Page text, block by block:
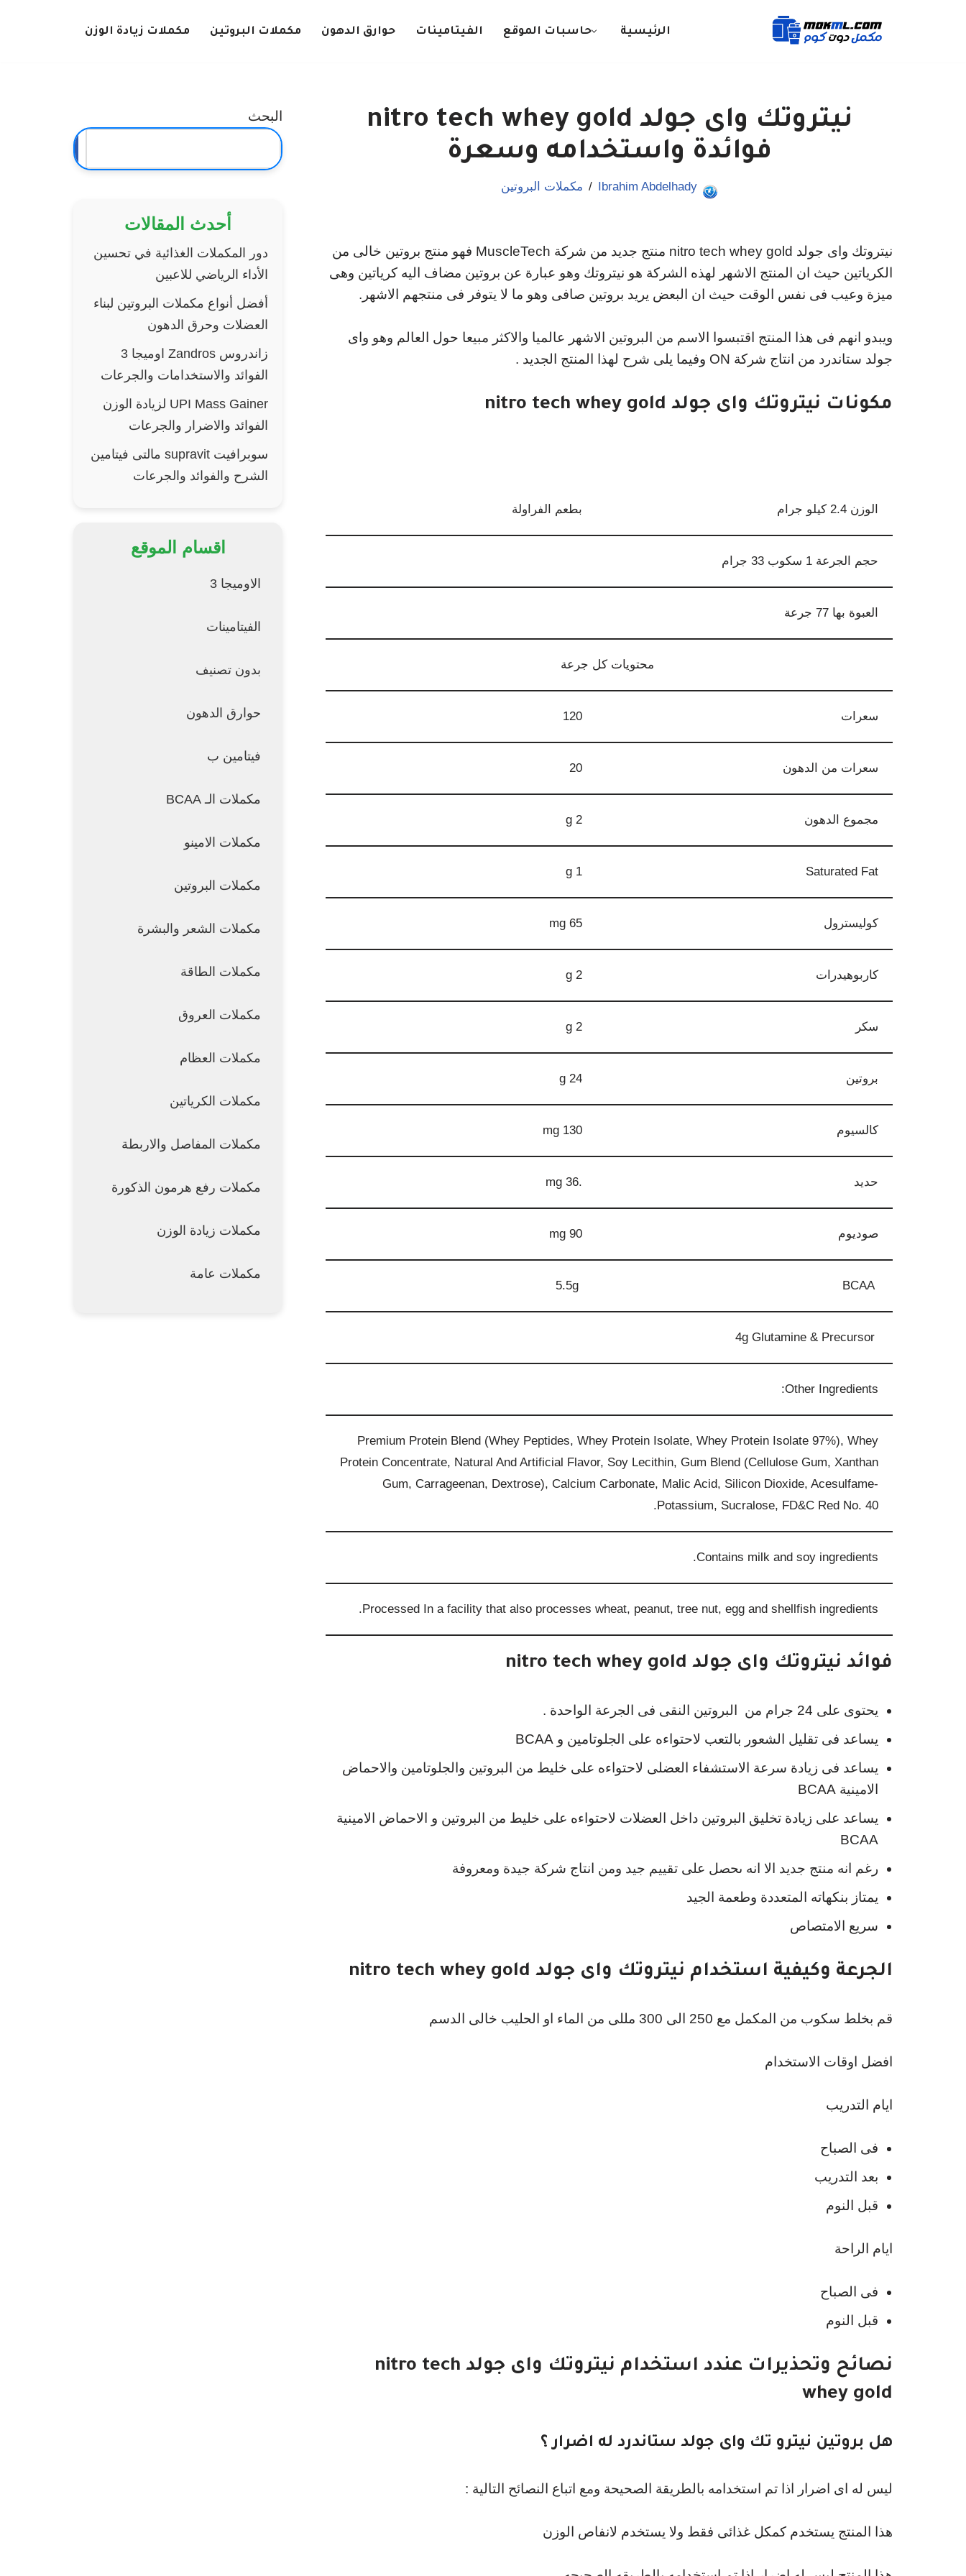
الرئيسية حاسبات الموقع الفيتامينات حوارق الدهون مكملات البروتين مكملات زيادة الوزن
نيتروتك واى جولد nitro tech whey gold
فوائدة واستخدامه وسعرة
Ibrahim Abdelhady مكملات البروتين
نيتروتك واى جولد nitro tech whey gold منتج جديد من شركة MuscleTech فهو منتج بروتين خالى من
الكرياتين حيث ان المنتج الاشهر لهذه الشركة هو نيتروتك وهو عبارة عن بروتين مضاف اليه كرياتين وهى
ميزة وعيب فى نفس الوقت حيث ان البعض يريد بروتين صافى وهو ما لا يتوفر فى منتجهم الاشهر.
ويبدو انهم فى هذا المنتج اقتبسوا الاسم من البروتين الاشهر عالميا والاكثر مبيعا حول العالم وهو واى
جولد ستاندرد من انتاج شركة ON وفيما يلى شرح لهذا المنتج الجديد .
مكونات نيتروتك واى جولد nitro tech whey gold
الوزن 2.4 كيلو جرام بطعم الفراولة
حجم الجرعة 1 سكوب 33 جرام
العبوة بها 77 جرعة
محتويات كل جرعة
سعرات 120
سعرات من الدهون 20
مجموع الدهون 2 g
Saturated Fat
1 g
كوليسترول 65 mg
كاربوهيدرات 2 g
سكر 2 g
بروتين 24 g
كالسيوم 130 mg
حديد .36 mg
صوديوم 90 mg
BCAA
Other Ingredients:
Premium Protein Blend (Whey Peptides, Whey Protein Isolate, Whey Protein Isolate 97%), Whey
Protein Concentrate, Natural And Artificial Flavor, Soy Lecithin, Gum Blend (Cellulose Gum, Xanthan
Gum, Carrageenan, Dextrose), Calcium Carbonate, Malic Acid, Silicon Dioxide, Acesulfame-
Potassium, Sucralose, FD&C Red No. 40.
Contains milk and soy ingredients.
Processed In a facility that also processes wheat, peanut, tree nut, egg and shellfish ingredients.
فوائد نيتروتك واى جولد nitro tech whey gold
يحتوى على 24 جرام من البروتين النقى فى الجرعة الواحدة .
يساعد فى تقليل الشعور بالتعب لاحتواءه على الجلوتامين و BCAA
يساعد فى زيادة سرعة الاستشفاء العضلى لاحتواءه على خليط من البروتين والجلوتامين والاحماض
الامينية BCAA
يساعد على زيادة تخليق البروتين داخل العضلات لاحتواءه على خليط من البروتين و الاحماض الامينية
BCAA
رغم انه منتج جديد الا انه ىحصل على تقييم جيد ومن انتاج شركة جيدة ومعروفة
يمتاز بنكهاته المتعددة وطعمة الجيد
سريع الامتصاص
الجرعة وكيفية استخدام نيتروتك واى جولد nitro tech whey gold
قم بخلط سكوب من المكمل مع 250 الى 300 مللى من الماء او الحليب خالى الدسم
افضل اوقات الاستخدام
ايام التدريب
فى الصباح
بعد التدريب
قبل النوم
ايام الراحة
فى الصباح
قبل النوم
نصائح وتحذيرات عندد استخدام نيتروتك واى جولد nitro tech
whey gold
هل بروتين نيترو تك واى جولد ستاندرد له اضرار ؟
ليس له اى اضرار اذا تم استخدامه بالطريقة الصحيحة ومع اتباع النصائح التالية :
هذا المنتج يستخدم كمكل غذائى فقط ولا يستخدم لانفاص الوزن
البحث
أحدث المقالات
دور المكملات الغذائية في تحسين
الأداء الرياضي للاعبين
أفضل أنواع مكملات البروتين لبناء
العضلات وحرق الدهون
زاندروس Zandros اوميجا 3
الفوائد والاستخدامات والجرعات
UPI Mass Gainer لزيادة الوزن
الفوائد والاضرار والجرعات
سوبرافيت supravit مالتى فيتامين
الشرح والفوائد والجرعات
اقسام الموقع
الاوميجا 3
الفيتامينات
بدون تصنيف
حوارق الدهون
فيتامين ب
مكملات الـ BCAA
مكملات الامينو
مكملات البروتين
مكملات الشعر والبشرة
مكملات الطاقة
مكملات العروق
مكملات العظام
مكملات الكرياتين
مكملات المفاصل والاربطة
مكملات رفع هرمون الذكورة
مكملات زيادة الوزن
مكملات عامة